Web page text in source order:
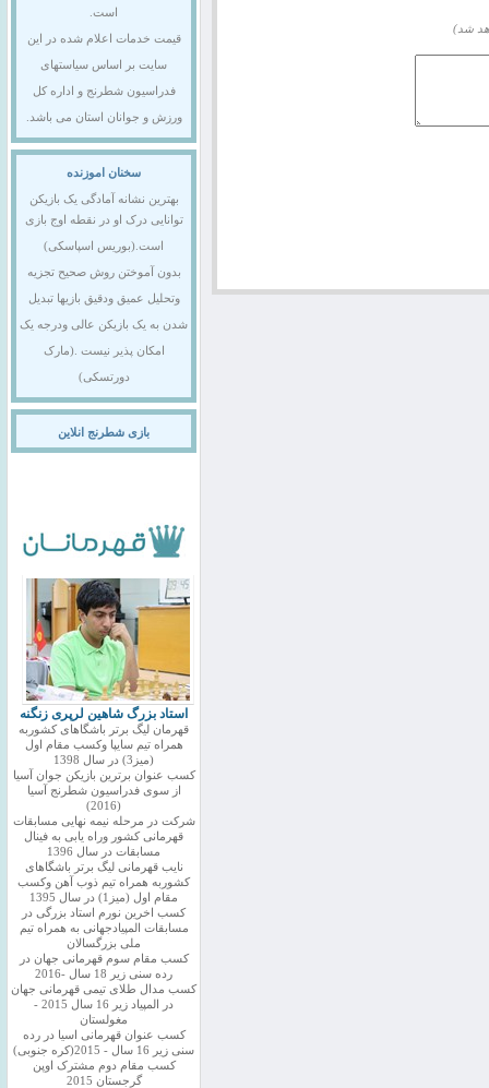
شد)
است.
قیمت خدمات اعلام شده در این
سایت بر اساس سیاستهای
فدراسیون شطرنج و اداره کل
ورزش و جوانان استان می باشد.
سخنان اموزنده
بهترین نشانه آمادگی یک بازیکن
توانایی درک او در نقطه اوج بازی
است.(بوریس اسپاسکی)
بدون آموختن روش صحیح تجزیه
وتحلیل عمیق ودقیق بازیها تبدیل
شدن به یک بازیکن عالی ودرجه یک
امکان پذیر نیست .(مارک
دورتسکی)
بازی شطرنج انلاین
استاد بزرگ شاهین لرپری زنگنه
قهرمان لیگ برتر باشگاهای کشوربه
همراه تیم سایپا وکسب مقام اول
(میز3) در سال 1398
کسب عنوان برترین بازیکن جوان آسیا
از سوی فدراسیون شطرنج آسیا
(2016)
شرکت در مرحله نیمه نهایی مسابقات
قهرمانی کشور وراه یابی به فینال
مسابقات در سال 1396
نایب قهرمانی لیگ برتر باشگاهای
کشوربه همراه تیم ذوب آهن وکسب
مقام اول (میز1) در سال 1395
کسب اخرین نورم استاد بزرگی در
مسابقات المپیادجهانی به همراه تیم
ملی بزرگسالان
کسب مقام سوم قهرمانی جهان در
رده سنی زیر 18 سال -2016
کسب مدال طلای تیمی قهرمانی جهان
در المپیاد زیر 16 سال 2015 -
مغولستان
کسب عنوان قهرمانی اسیا در رده
سنی زیر 16 سال - 2015(کره جنوبی)
کسب مقام دوم مشترک اوپن
گرجستان 2015